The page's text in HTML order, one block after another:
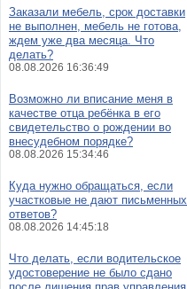
Заказали мебель, срок доставки
не выполнен, мебель не готова,
ждем уже два месяца. Что
делать?
08.08.2026 16:36:49
Возможно ли вписание меня в
качестве отца ребёнка в его
свидетельство о рождении во
внесудебном порядке?
08.08.2026 15:34:46
Куда нужно обращаться, если
участковые не дают письменных
ответов?
08.08.2026 14:45:18
Что делать, если водительское
удостоверение не было сдано